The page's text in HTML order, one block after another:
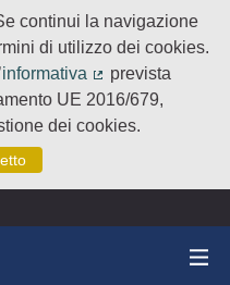
continui la navigazione
di utilizzo dei cookies.
informativa
(Collegamento
prevista
UE 2016/679,
dei cookies.